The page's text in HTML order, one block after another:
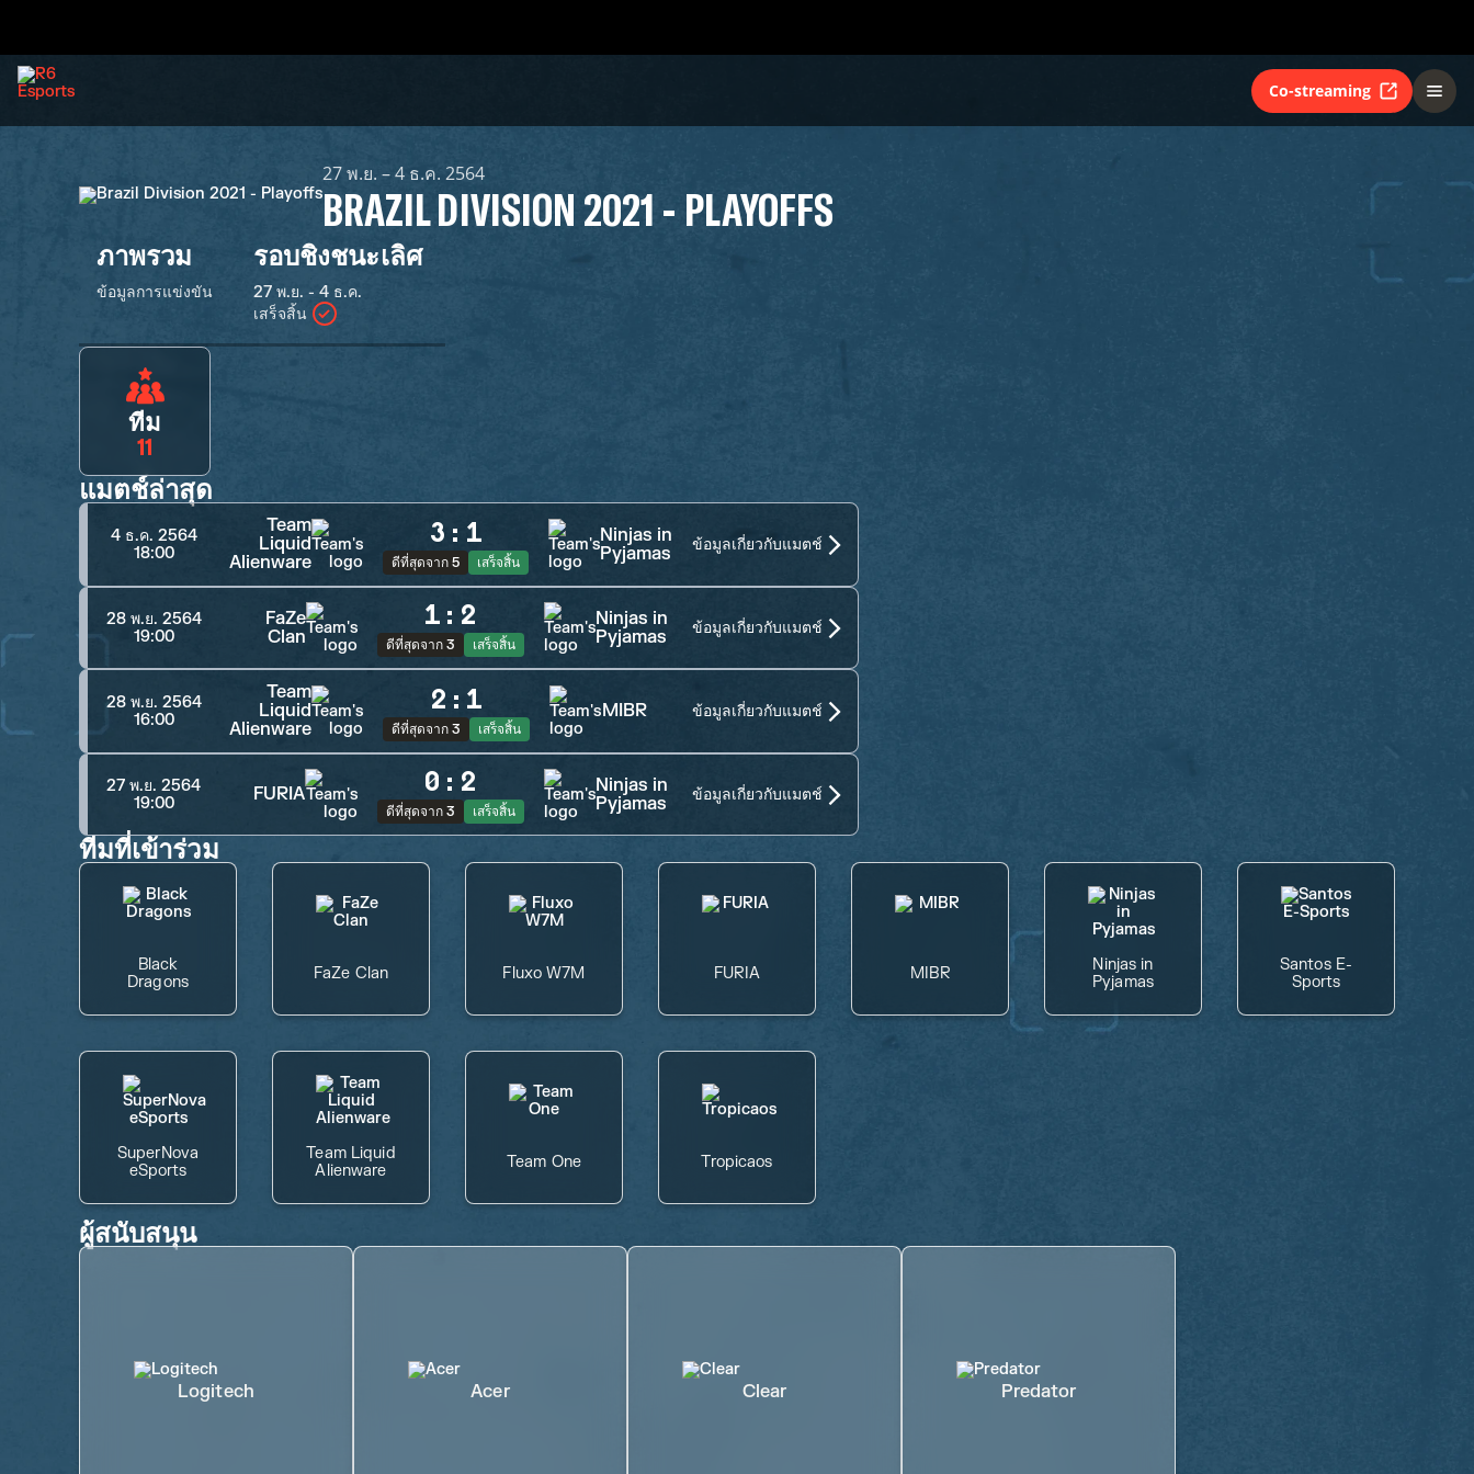
Co-streaming
27 พ.ย. – 4 ธ.ค. 2564
BRAZIL DIVISION 2021 - PLAYOFFS
ภาพรวม
ข้อมูลการแข่งขัน
รอบชิงชนะเลิศ
27 พ.ย. - 4 ธ.ค.
เสร็จสิ้น
ทีม
11
แมตช์ล่าสุด
4 ธ.ค. 2564
18:00
Team
Liquid
Alienware
3 : 1
ดีที่สุดจาก 5 เสร็จสิ้น
Ninjas in
Pyjamas
ข้อมูลเกี่ยวกับแมตช์
28 พ.ย. 2564
19:00
FaZe
Clan
1 : 2
ดีที่สุดจาก 3 เสร็จสิ้น
Ninjas in
Pyjamas
ข้อมูลเกี่ยวกับแมตช์
28 พ.ย. 2564
16:00
Team
Liquid
Alienware
2 : 1
ดีที่สุดจาก 3 เสร็จสิ้น
MIBR ข้อมูลเกี่ยวกับแมตช์
27 พ.ย. 2564
19:00
FURIA 0 : 2
ดีที่สุดจาก 3 เสร็จสิ้น
Ninjas in
Pyjamas
ข้อมูลเกี่ยวกับแมตช์
ทีมที่เข้าร่วม
Black
Dragons
FaZe Clan Fluxo W7M FURIA MIBR
Ninjas in
Pyjamas
Santos E-
Sports
SuperNova
eSports
Team Liquid
Alienware
Team One Tropicaos
ผู้สนับสนุน
Logitech Acer Clear Predator